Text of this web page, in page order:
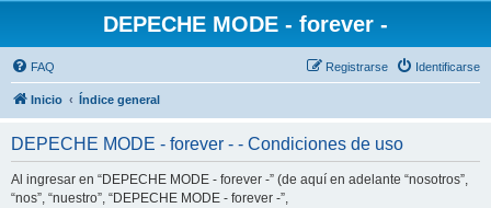
DEPECHE MODE - forever -
FAQ Identificarse
Registrarse
Inicio Índice general
DEPECHE MODE - forever - - Condiciones de uso
Al ingresar en “DEPECHE MODE - forever -” (de aquí en adelante “nosotros”,
“nos”, “nuestro”, “DEPECHE MODE - forever -”,